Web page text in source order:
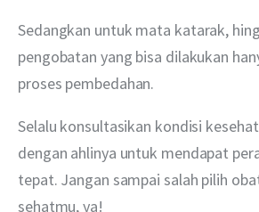
Sedangkan untuk mata katarak,
pengobatan yang bisa dilakukan
proses pembedahan.
Selalu konsultasikan kondisi
dengan ahlinya untuk mendapat
tepat. Jangan sampai salah pilih
sehatmu, ya!